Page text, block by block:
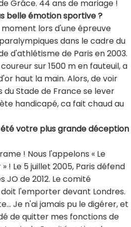
Grâce. 44 ans de mariage !
belle émotion sportive ?
lors d'une épreuve
dans le cadre du
d'athlétisme de Paris en 2003.
sur 1500 m en fauteuil, a
haut la main. Alors, de voir
Stade de France se lever
handicapé, ca fait chaud au
été votre plus grande déception
! Nous l'appelons « Le
! Le 5 juillet 2005, Paris défend
JO de 2012. Le comité
l'emporter devant Londres.
Je n'ai jamais pu le digérer, et
de quitter mes fonctions de